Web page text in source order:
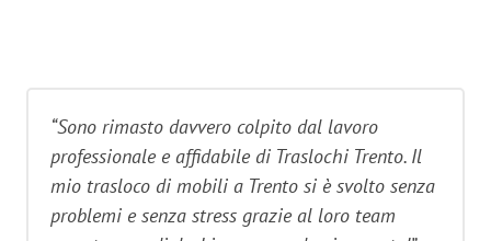
“Sono rimasto davvero colpito dal lavoro
professionale e affidabile di Traslochi Trento. Il
mio trasloco di mobili a Trento si è svolto senza
problemi e senza stress grazie al loro team